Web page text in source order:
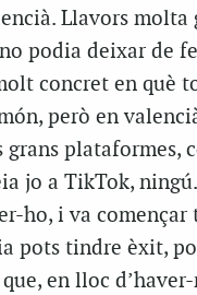
Llavors molta
podia deixar de
concret en què
però en
grans plataformes,
jo a TikTok,
ho, i va començar
pots tindre èxit,
en lloc